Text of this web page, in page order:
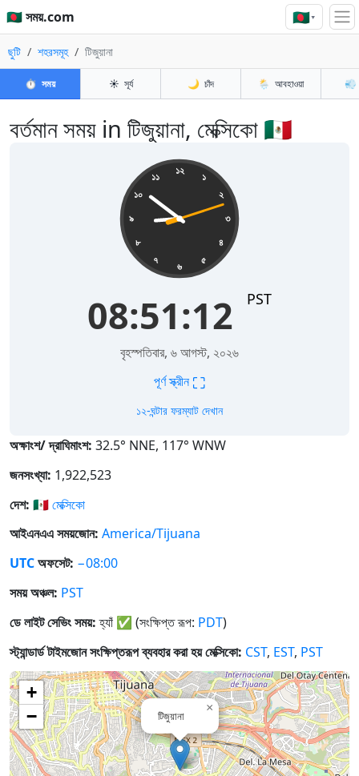
🇧🇩 সময়.com 🇧🇩▾
ছুটি শহরসমূহ টিজুয়ানা
⏱️ সময় ☀️ সূর্য 🌙 চাঁদ 🌦️ আবহাওয়া 💨
বর্তমান সময় in টিজুয়ানা, মেক্সিকো 🇲🇽
১২
১
২
৩
৪
৫
৬
৭
৮
৯
১০
১১
08:51:12 PST
বৃহস্পতিবার, ৬ আগস্ট, ২০২৬
পূর্ণ স্ক্রীন⛶
১২-ঘন্টার ফরম্যাট দেখান
অক্ষাংশ/ দ্রাঘিমাংশ: 32.5° NNE, 117° WNW
জনসংখ্যা: 1,922,523
দেশ: 🇲🇽মেক্সিকো
আইএনএএ সময়জোন: America/Tijuana
UTCঅফসেট: −08:00
সময় অঞ্চল: PST
ডে লাইট সেভিং সময়:হ্যাঁ ✅ (সংক্ষিপ্ত রূপ: PDT)
স্ট্যান্ডার্ড টাইমজোন সংক্ষিপ্তরূপ ব্যবহার করা হয় মেক্সিকো: CST, EST, PST
টিজুয়ানা
×
+
−